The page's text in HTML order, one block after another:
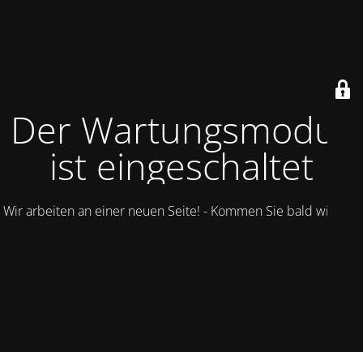
Der Wartungsmodus
ist eingeschaltet
Wir arbeiten an einer neuen Seite! - Kommen Sie bald wieder.